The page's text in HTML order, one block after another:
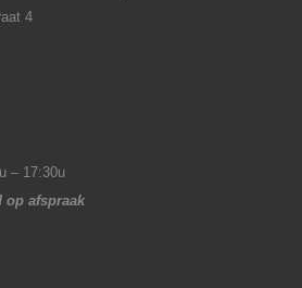
4
– 17:30u
op afspraak